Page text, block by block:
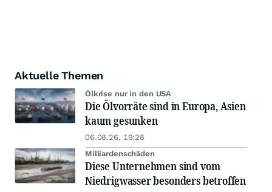
Aktuelle Themen
Ölkrise nur in den USA
Die Ölvorräte sind in Europa, Asien
kaum gesunken
06.08.26, 19:28
Milliardenschäden
Diese Unternehmen sind vom
Niedrigwasser besonders betroffen